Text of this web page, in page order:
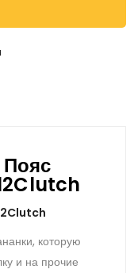
которую
и на прочие